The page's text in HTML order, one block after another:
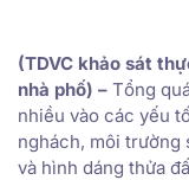
(TDVC khảo sát
nhà phố) – Tổng
nhiều vào các yếu
nghách, môi trường
và hình dáng thửa